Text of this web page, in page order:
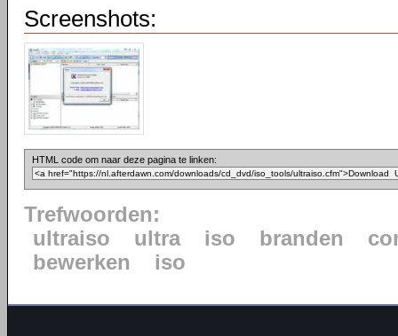
Screenshots:
HTML code om naar deze pagina te linken:
Trefwoorden:
ultraiso
ultra iso branden
bewerken
iso